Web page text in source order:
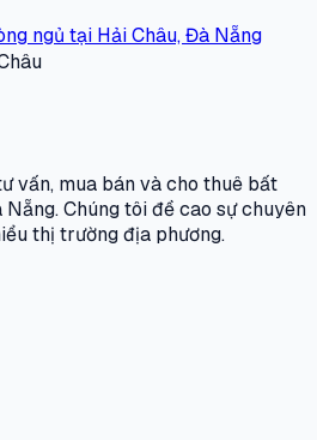
ngủ tại Hải Châu, Đà Nẵng
vấn, mua bán và cho thuê bất
Chúng tôi đề cao sự chuyên
thị trường địa phương.